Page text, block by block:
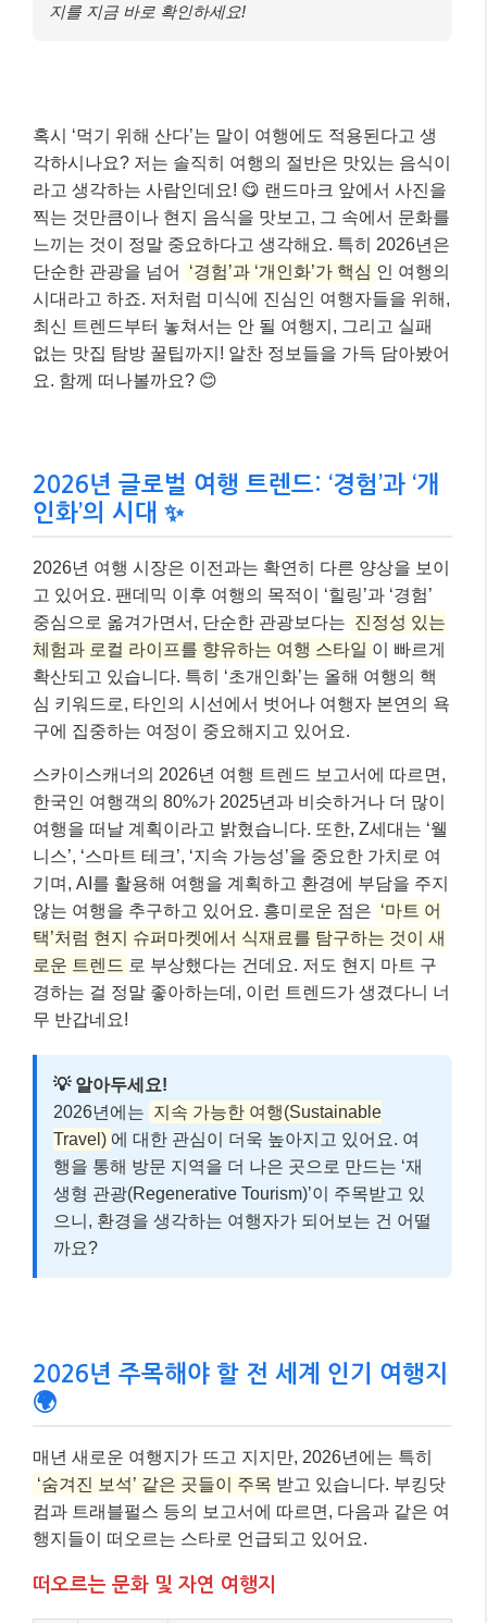
지를 지금 바로 확인하세요!
혹시 ‘먹기 위해 산다’는 말이 여행에도 적용된다고 생
각하시나요? 저는 솔직히 여행의 절반은 맛있는 음식이
라고 생각하는 사람인데요! 😋 랜드마크 앞에서 사진을
찍는 것만큼이나 현지 음식을 맛보고, 그 속에서 문화를
느끼는 것이 정말 중요하다고 생각해요. 특히 2026년은
단순한 관광을 넘어
‘경험’과 ‘개인화’가 핵심 인 여행의
시대라고 하죠. 저처럼 미식에 진심인 여행자들을 위해,
최신 트렌드부터 놓쳐서는 안 될 여행지, 그리고 실패
없는 맛집 탐방 꿀팁까지! 알찬 정보들을 가득 담아봤어
요. 함께 떠나볼까요? 😊
2026년 글로벌 여행 트렌드: ‘경험’과 ‘개
인화’의 시대 ✨
2026년 여행 시장은 이전과는 확연히 다른 양상을 보이
고 있어요. 팬데믹 이후 여행의 목적이 ‘힐링’과 ‘경험’
중심으로 옮겨가면서, 단순한 관광보다는 진정성 있는
체험과 로컬 라이프를 향유하는 여행 스타일 이 빠르게
확산되고 있습니다. 특히 ‘초개인화’는 올해 여행의 핵
심 키워드로, 타인의 시선에서 벗어나 여행자 본연의 욕
구에 집중하는 여정이 중요해지고 있어요.
스카이스캐너의 2026년 여행 트렌드 보고서에 따르면,
한국인 여행객의 80%가 2025년과 비슷하거나 더 많이
여행을 떠날 계획이라고 밝혔습니다. 또한, Z세대는 ‘웰
니스’, ‘스마트 테크’, ‘지속 가능성’을 중요한 가치로 여
기며, AI를 활용해 여행을 계획하고 환경에 부담을 주지
않는 여행을 추구하고 있어요. 흥미로운 점은 ‘마트 어
택’처럼 현지 슈퍼마켓에서 식재료를 탐구하는 것이 새
로운 트렌드 로 부상했다는 건데요. 저도 현지 마트 구
경하는 걸 정말 좋아하는데, 이런 트렌드가 생겼다니 너
무 반갑네요!
💡 알아두세요!
2026년에는 지속 가능한 여행(Sustainable
Travel) 에 대한 관심이 더욱 높아지고 있어요. 여
행을 통해 방문 지역을 더 나은 곳으로 만드는 ‘재
생형 관광(Regenerative Tourism)’이 주목받고 있
으니, 환경을 생각하는 여행자가 되어보는 건 어떨
까요?
2026년 주목해야 할 전 세계 인기 여행지
🌍
매년 새로운 여행지가 뜨고 지지만, 2026년에는 특히
‘숨겨진 보석’ 같은 곳들이 주목 받고 있습니다. 부킹닷
컴과 트래블펄스 등의 보고서에 따르면, 다음과 같은 여
행지들이 떠오르는 스타로 언급되고 있어요.
떠오르는 문화 및 자연 여행지